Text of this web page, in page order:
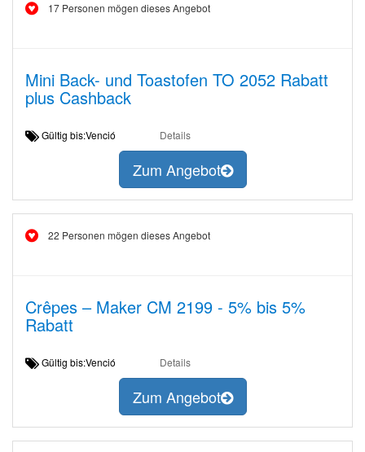
17 Personen mögen dieses Angebot
Mini Back- und Toastofen TO 2052 Rabatt
plus Cashback
Gültig bis:Venció Details
Zum Angebot
22 Personen mögen dieses Angebot
Crêpes – Maker CM 2199 - 5% bis 5%
Rabatt
Gültig bis:Venció Details
Zum Angebot